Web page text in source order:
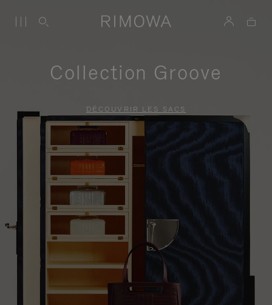
Collection Groove
DÉCOUVRIR LES SACS